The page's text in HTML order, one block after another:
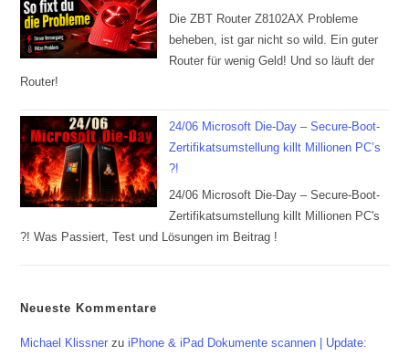
Die ZBT Router Z8102AX Probleme
beheben, ist gar nicht so wild. Ein guter
Router für wenig Geld! Und so läuft der
Router!
24/06 Microsoft Die-Day – Secure-Boot-
Zertifikatsumstellung killt Millionen PC’s
?!
24/06 Microsoft Die-Day – Secure-Boot-
Zertifikatsumstellung killt Millionen PC's
?! Was Passiert, Test und Lösungen im Beitrag !
Neueste Kommentare
Michael Klissner zuiPhone & iPad Dokumente scannen | Update: